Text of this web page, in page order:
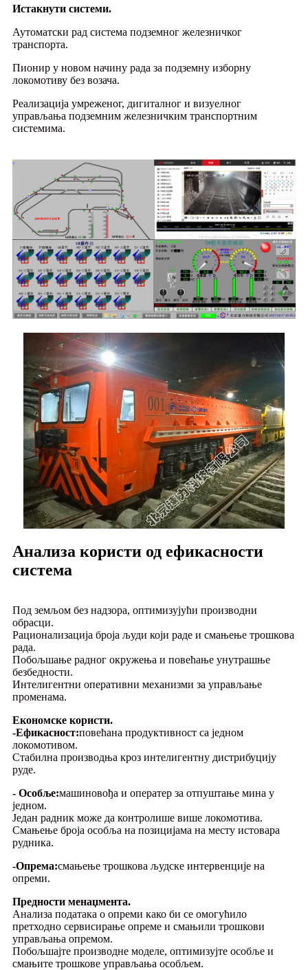
Истакнути системи.
Аутоматски рад система подземног железничког
транспорта.
Пионир у новом начину рада за подземну изборну
локомотиву без возача.
Реализација умреженог, дигиталног и визуелног
управљања подземним железничким транспортним
системима.
Анализа користи од ефикасности
система
Под земљом без надзора, оптимизујући производни
обрасци.
Рационализација броја људи који раде и смањење трошкова
рада.
Побољшање радног окружења и повећање унутрашње
безбедности.
Интелигентни оперативни механизми за управљање
променама.
Економске користи.
-Ефикасност:повећана продуктивност са једном
локомотивом.
Стабилна производња кроз интелигентну дистрибуцију
руде.
- Особље:машиновођа и оператер за отпуштање мина у
једном.
Један радник може да контролише више локомотива.
Смањење броја особља на позицијама на месту истовара
рудника.
-Опрема:смањење трошкова људске интервенције на
опреми.
Предности менаџмента.
Анализа података о опреми како би се омогућило
претходно сервисирање опреме и смањили трошкови
управљања опремом.
Побољшајте производне моделе, оптимизујте особље и
смањите трошкове управљања особљем.